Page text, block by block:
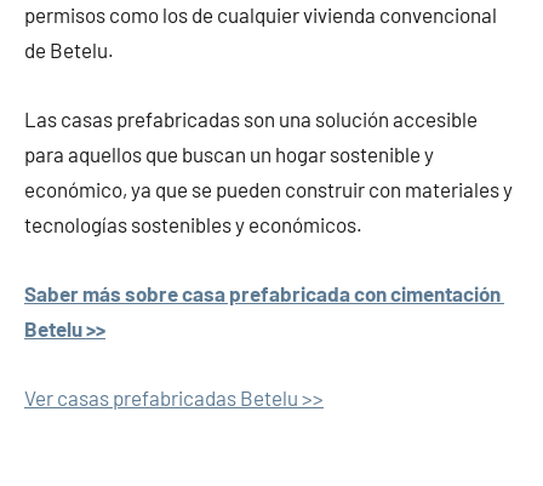
permisos como los de cualquier vivienda convencional
de Betelu.
Las casas prefabricadas son una solución accesible
para aquellos que buscan un hogar sostenible y
económico, ya que se pueden construir con materiales y
tecnologías sostenibles y económicos.
Saber más sobre casa prefabricada con cimentación
Betelu >>
Ver casas prefabricadas Betelu >>